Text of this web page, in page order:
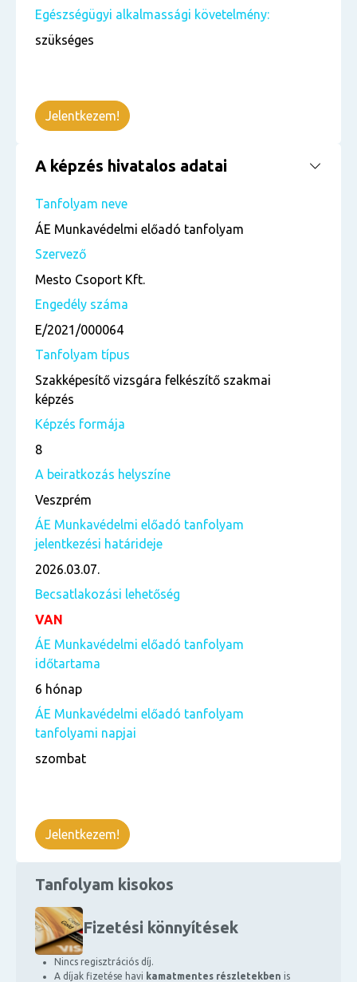
Tanfolyam kisokos
Fizetési könnyítések
Nincs regisztrációs díj.
A díjak fizetése havi kamatmentes részletekben is
Egészségügyi alkalmassági követelmény:
szükséges
Jelentkezem!
A képzés hivatalos adatai
Tanfolyam neve
ÁE Munkavédelmi előadó tanfolyam
Szervező
Mesto Csoport Kft.
Engedély száma
E/2021/000064
Tanfolyam típus
Szakképesítő vizsgára felkészítő szakmai
képzés
Képzés formája
8
A beiratkozás helyszíne
Veszprém
ÁE Munkavédelmi előadó tanfolyam
jelentkezési határideje
2026.03.07.
Becsatlakozási lehetőség
VAN
ÁE Munkavédelmi előadó tanfolyam
időtartama
6 hónap
ÁE Munkavédelmi előadó tanfolyam
tanfolyami napjai
szombat
Jelentkezem!